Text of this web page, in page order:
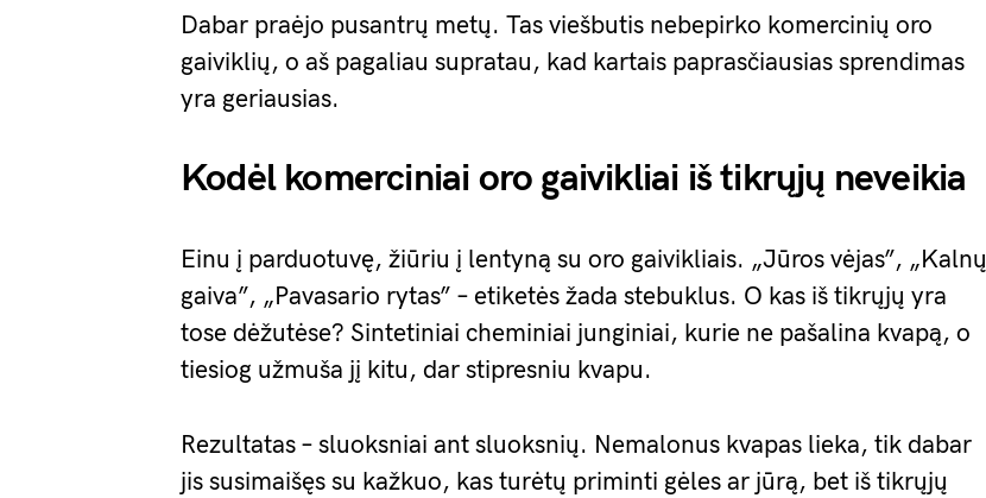
Dabar praėjo pusantrų metų. Tas viešbutis nebepirko komercinių oro
gaiviklių, o aš pagaliau supratau, kad kartais paprasčiausias sprendimas
yra geriausias.
Kodėl komerciniai oro gaivikliai iš tikrųjų neveikia
Einu į parduotuvę, žiūriu į lentyną su oro gaivikliais. „Jūros vėjas”, „Kalnų
gaiva”, „Pavasario rytas” – etiketės žada stebuklus. O kas iš tikrųjų yra
tose dėžutėse? Sintetiniai cheminiai junginiai, kurie ne pašalina kvapą, o
tiesiog užmuša jį kitu, dar stipresniu kvapu.
Rezultatas – sluoksniai ant sluoksnių. Nemalonus kvapas lieka, tik dabar
jis susimaišęs su kažkuo, kas turėtų priminti gėles ar jūrą, bet iš tikrųjų